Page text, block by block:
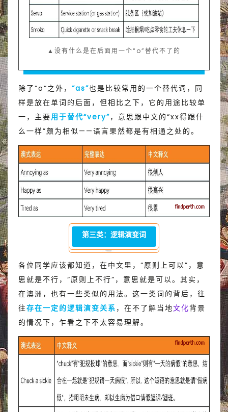
▲没有什么是在后面用一个“o”替代不了的
除了“o“之外， “as”也是比较常用的一个替代词，同
样是放在单词的后面，但相比之下，它的用途比较单
一，主要用于替代“very”，意思跟中文的“xx得跟什
么一样”颇为相似——语言果然都是有相通之处的。
第三类：逻辑演变词
各位同学应该都知道，在中文里，“原则上可以”，意
思就是不行，“原则上不行”，意思就是可以。其实，
在澳洲，也有一些类似的用法。这一类词的背后，往
往存在一定的逻辑演变关系 ，在不了解当地文化背景
的情况下，乍看之下不太容易理解。